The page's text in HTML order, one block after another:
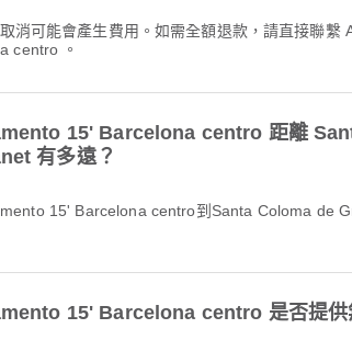
消可能會產生費用。如需全額退款，請直接聯繫
centro 。
15' Barcelona centro 距離
有多遠？
15' Barcelona centro到Santa Coloma de
15' Barcelona centro 是否提供